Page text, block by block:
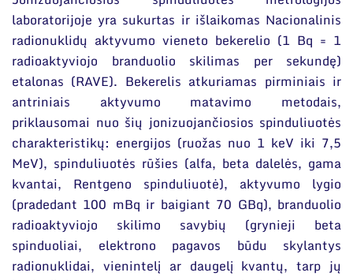
organizacijose bei asociacijose
laboratorijoje yra sukurtas ir išlaikomas Nacionalinis
radionuklidų aktyvumo vieneto bekerelio (1 Bq = 1
radioaktyviojo branduolio skilimas per sekundę)
etalonas (RAVE). Bekerelis atkuriamas pirminiais ir
antriniais aktyvumo matavimo metodais,
priklausomai nuo šių jonizuojančiosios spinduliuotės
charakteristikų: energijos (ruožas nuo 1 keV iki 7,5
MeV), spinduliuotės rūšies (alfa, beta dalelės, gama
kvantai, Rentgeno spinduliuotė), aktyvumo lygio
(pradedant 100 mBq ir baigiant 70 GBq), branduolio
radioaktyviojo skilimo savybių (grynieji beta
spinduoliai, elektrono pagavos būdu skylantys
radionuklidai, vienintelį ar daugelį kvantų, tarp jų